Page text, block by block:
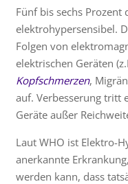
Fünf bis sechs
elektrohypersensibel.
Folgen von
elektrischen Geräten
Kopfschmerzen,
auf. Verbesserung tritt
Geräte außer
Laut WHO ist Elektro-
anerkannte
werden kann, dass